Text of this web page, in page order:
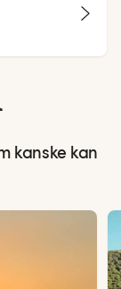
kanske kan